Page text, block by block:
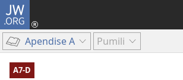
JW.ORG
Apendise A Pumili
A7-D